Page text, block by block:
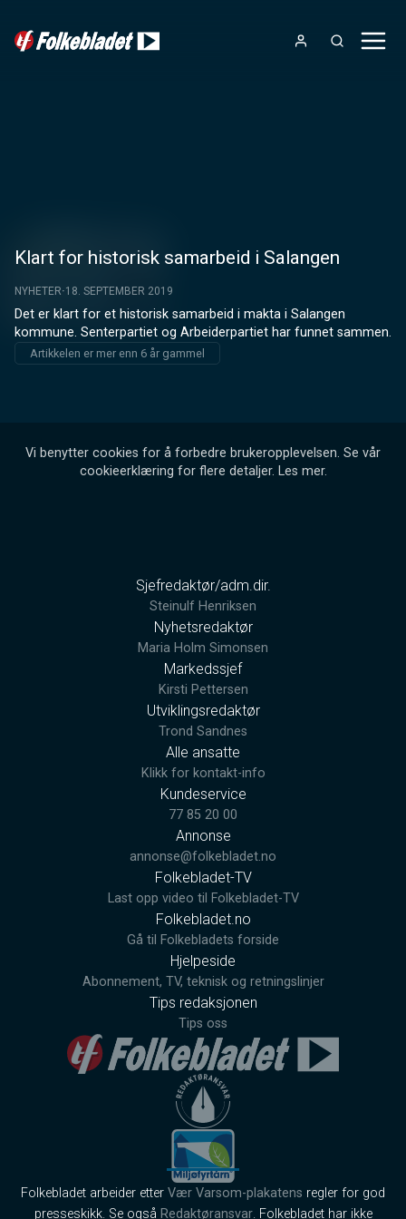
Klart for historisk samarbeid i Salangen
NYHETER 18. SEPTEMBER 2019
Det er klart for et historisk samarbeid i makta i Salangen
kommune. Senterpartiet og Arbeiderpartiet har funnet sammen.
Artikkelen er mer enn 6 år gammel
Vi benytter cookies for å forbedre brukeropplevelsen. Se vår
cookieerklæring for flere detaljer. Les mer.
Sjefredaktør/adm.dir.
Steinulf Henriksen
Nyhetsredaktør
Maria Holm Simonsen
Markedssjef
Kirsti Pettersen
Utviklingsredaktør
Trond Sandnes
Alle ansatte
Klikk for kontakt-info
Kundeservice
77 85 20 00
Annonse
annonse@folkebladet.no
Folkebladet-TV
Last opp video til Folkebladet-TV
Folkebladet.no
Gå til Folkebladets forside
Hjelpeside
Abonnement, TV, teknisk og retningslinjer
Tips redaksjonen
Tips oss
Folkebladet arbeider etter Vær Varsom-plakatens regler for god
presseskikk. Se også Redaktøransvar. Folkebladet har ikke